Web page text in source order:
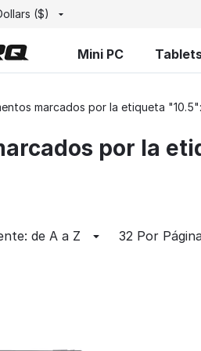
($)
Mini PC
marcados por la etiqueta "10.5":
por la
de A a Z 32 Por